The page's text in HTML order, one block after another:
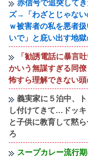
赤信号で追突して
ズ→「わざとじゃない
ｗ被害者の私を悪者
いで」と庇い出す地
「勧誘電話に暴言
かいう無謀すぎる同
怖すら理解できない
義実家に５泊中、
し付けてきて…ドッキ
と子供に教育して黙
ろ
スープカレー流行